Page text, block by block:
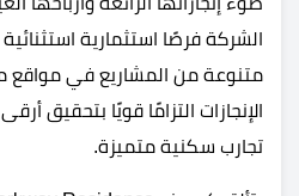
الشركة فرصًا استثمارية
متنوعة من المشاريع في مواقع
الإنجازات التزامًا قويًا بتحقيق
تجارب سكنية متميزة.